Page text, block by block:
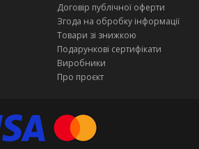
Договір публічної оферти
Згода на обробку інформації
Товари зі знижкою
Подарункові сертифікати
Виробники
Про проєкт